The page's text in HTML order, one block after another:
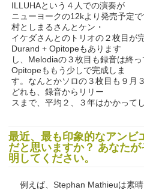
ILLUHAという４人での演奏が
ニューヨークの12kより発売予定
村としまるさんとケン・
イケダさんとのトリオの２枚目が
Durand + Opitopeもあります
し、Melodiaの３枚目も録音は終
Opitopeももう少しで完成しま
す。なんとかソロの３枚目も９月
どれも、録音からリリー
スまで、平均２、３年はかかって
最近、最も印象的なアンビ
だと思いますか？ あなた
明してください。
例えば、Stephan Mathieuは素